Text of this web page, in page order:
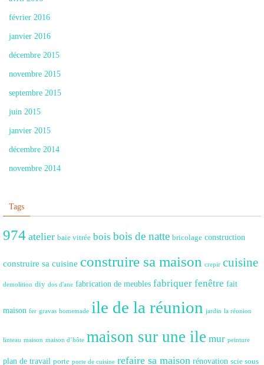
février 2016
janvier 2016
décembre 2015
novembre 2015
septembre 2015
juin 2015
janvier 2015
décembre 2014
novembre 2014
Tags
974 atelier baie vitrée bois bois de natte bricolage construction
construire sa cuisine construire sa maison crepir cuisine
demolition diy dos d'ane fabrication de meubles fabriquer fenêtre fait
maison fer gravas homemade ile de la réunion jardin la réunion
linteau maison maison d’hôte maison sur une ile mur peinture
plan de travail porte porte de cuisine refaire sa maison rénovation scie sous